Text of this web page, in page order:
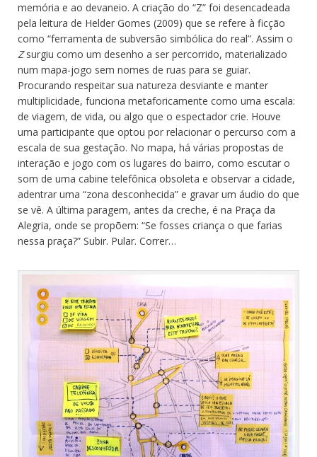
memória e ao devaneio. A criação do “Z” foi desencadeada
pela leitura de Helder Gomes (2009) que se refere à ficção
como “ferramenta de subversão simbólica do real”. Assim o
Zsurgiu como um desenho a ser percorrido, materializado
num mapa-jogo sem nomes de ruas para se guiar.
Procurando respeitar sua natureza desviante e manter
multiplicidade, funciona metaforicamente como uma escala:
de viagem, de vida, ou algo que o espectador crie. Houve
uma participante que optou por relacionar o percurso com a
escala de sua gestação. No mapa, há várias propostas de
interação e jogo com os lugares do bairro, como escutar o
som de uma cabine telefônica obsoleta e observar a cidade,
adentrar uma “zona desconhecida” e gravar um áudio do que
se vê. A última paragem, antes da creche, é na Praça da
Alegria, onde se propõem: “Se fosses criança o que farias
nessa praça?” Subir. Pular. Correr…